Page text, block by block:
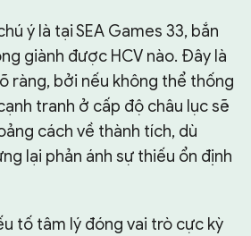
ý là tại SEA Games 33, bắn
giành được HCV nào. Đây là
ràng, bởi nếu không thể thống
tranh ở cấp độ châu lục sẽ
cách về thành tích, dù
lại phản ánh sự thiếu ổn định
tố tâm lý đóng vai trò cực kỳ